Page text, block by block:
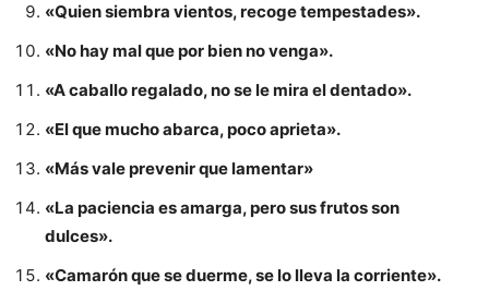
«Quien siembra vientos, recoge tempestades».
«No hay mal que por bien no venga».
«A caballo regalado, no se le mira el dentado».
«El que mucho abarca, poco aprieta».
«Más vale prevenir que lamentar»
«La paciencia es amarga, pero sus frutos son
dulces».
«Camarón que se duerme, se lo lleva la corriente».